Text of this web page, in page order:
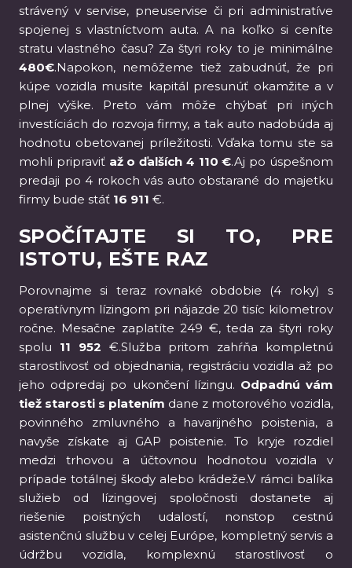
strávený v servise, pneuservise či pri administratíve
spojenej s vlastníctvom auta. A na koľko si ceníte
stratu vlastného času? Za štyri roky to je minimálne
480€.Napokon, nemôžeme tiež zabudnúť, že pri
kúpe vozidla musíte kapitál presunúť okamžite a v
plnej výške. Preto vám môže chýbať pri iných
investíciách do rozvoja firmy, a tak auto nadobúda aj
hodnotu obetovanej príležitosti. Vďaka tomu ste sa
mohli pripraviť až o ďalších 4 110 €.Aj po úspešnom
predaji po 4 rokoch vás auto obstarané do majetku
firmy bude stáť 16 911 €.
SPOČÍTAJTE SI TO, PRE
ISTOTU, EŠTE RAZ
Porovnajme si teraz rovnaké obdobie (4 roky) s
operatívnym lízingom pri nájazde 20 tisíc kilometrov
ročne. Mesačne zaplatíte 249 €, teda za štyri roky
spolu 11 952 €.Služba pritom zahŕňa kompletnú
starostlivosť od objednania, registráciu vozidla až po
jeho odpredaj po ukončení lízingu. Odpadnú vám
tiež starosti s platením dane z motorového vozidla,
povinného zmluvného a havarijného poistenia, a
navyše získate aj GAP poistenie. To kryje rozdiel
medzi trhovou a účtovnou hodnotou vozidla v
prípade totálnej škody alebo krádeže.V rámci balíka
služieb od lízingovej spoločnosti dostanete aj
riešenie poistných udalostí, nonstop cestnú
asistenčnú službu v celej Európe, kompletný servis a
údržbu vozidla, komplexnú starostlivosť o